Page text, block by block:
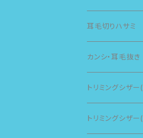
耳毛切りハサミ
カンシ・耳毛抜き
トリミングシザー(
トリミングシザ